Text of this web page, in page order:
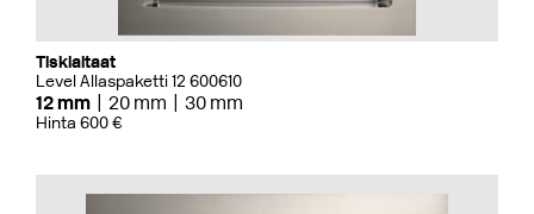
Tiskialtaat
Level Allaspaketti 12 600610
12 mm 20 mm 30 mm
Hinta 600 €